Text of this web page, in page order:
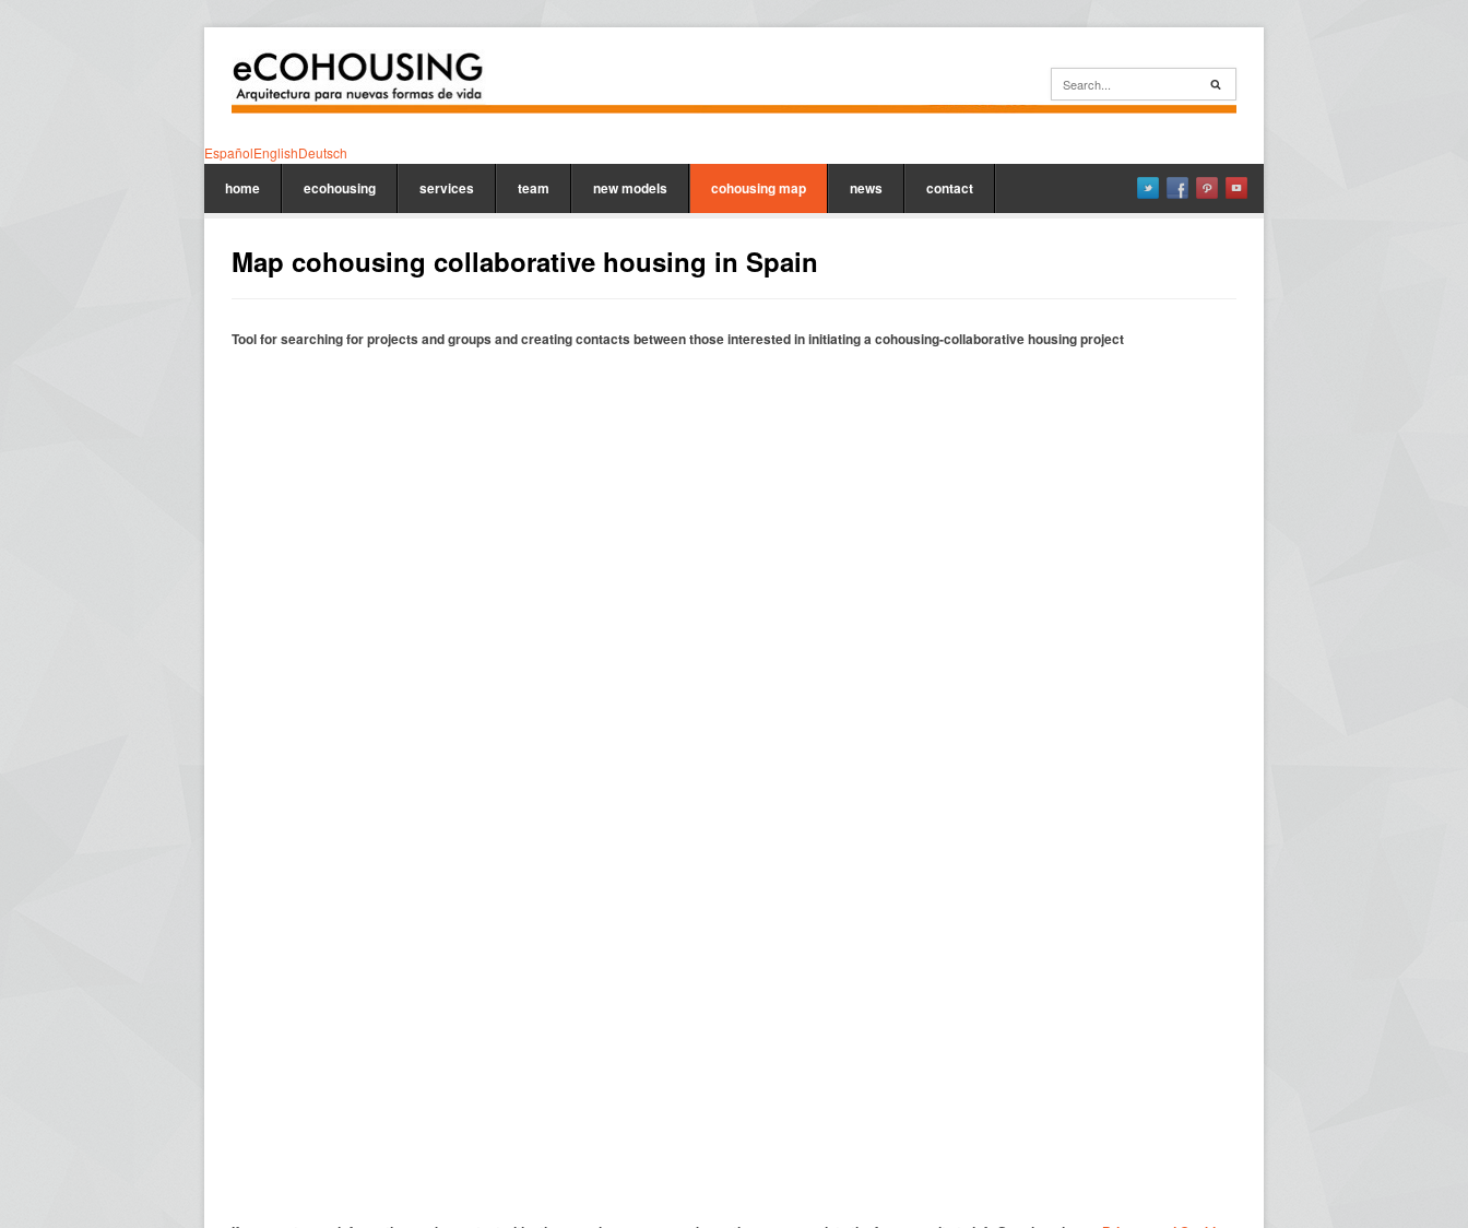
EspañolEnglishDeutsch
home ecohousing services team new models cohousing map news contact
Map cohousing collaborative housing in Spain
Tool for searching for projects and groups and creating contacts between those interested in initiating a cohousing-collaborative housing project